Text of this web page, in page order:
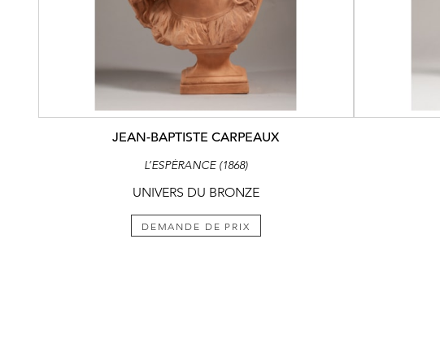
JEAN-BAPTISTE CARPEAUX
L’ESPÉRANCE (1868)
UNIVERS DU BRONZE
DEMANDE DE PRIX